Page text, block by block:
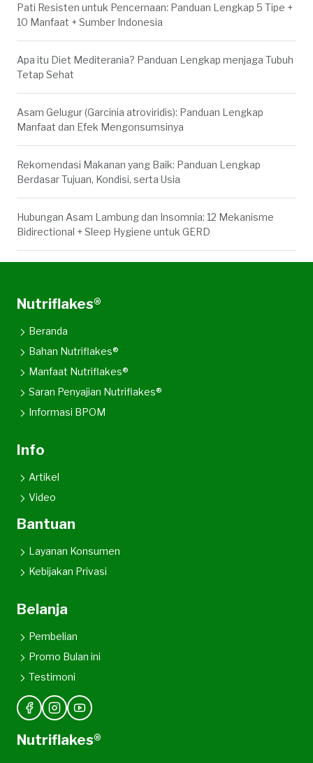
Pati Resisten untuk Pencernaan: Panduan Lengkap 5 Tipe +
10 Manfaat + Sumber Indonesia
Apa itu Diet Mediterania? Panduan Lengkap menjaga Tubuh
Tetap Sehat
Asam Gelugur (Garcinia atroviridis): Panduan Lengkap
Manfaat dan Efek Mengonsumsinya
Rekomendasi Makanan yang Baik: Panduan Lengkap
Berdasar Tujuan, Kondisi, serta Usia
Hubungan Asam Lambung dan Insomnia: 12 Mekanisme
Bidirectional + Sleep Hygiene untuk GERD
Nutriflakes®
Beranda
Bahan Nutriflakes®
Manfaat Nutriflakes®
Saran Penyajian Nutriflakes®
Informasi BPOM
Info
Artikel
Video
Bantuan
Layanan Konsumen
Kebijakan Privasi
Belanja
Pembelian
Promo Bulan ini
Testimoni
Nutriflakes®